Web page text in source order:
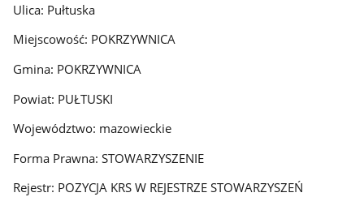
Ulica: Pułtuska
Miejscowość: POKRZYWNICA
Gmina: POKRZYWNICA
Powiat: PUŁTUSKI
Województwo: mazowieckie
Forma Prawna: STOWARZYSZENIE
Rejestr: POZYCJA KRS W REJESTRZE STOWARZYSZEŃ